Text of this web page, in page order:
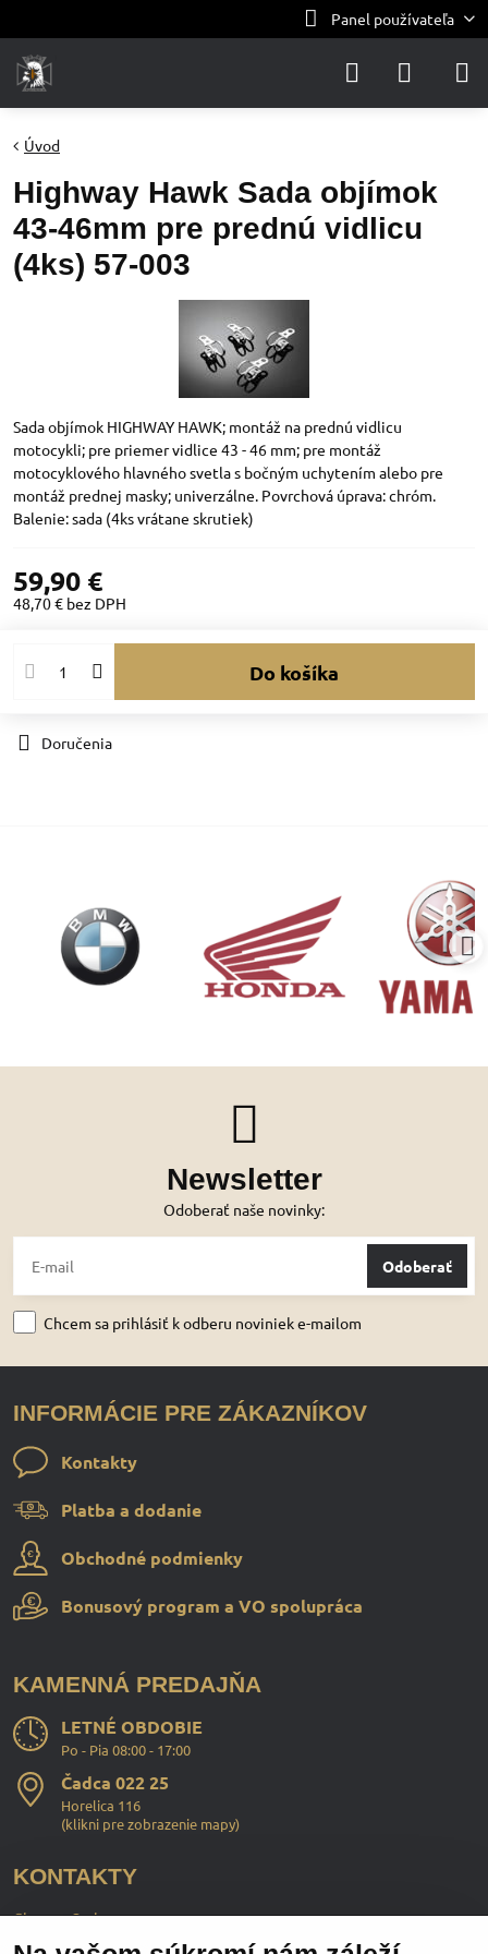
Panel používateľa
Úvod
Highway Hawk Sada objímok
43-46mm pre prednú vidlicu
(4ks) 57-003
Sada objímok HIGHWAY HAWK; montáž na prednú vidlicu
motocykli; pre priemer vidlice 43 - 46 mm; pre montáž
motocyklového hlavného svetla s bočným uchytením alebo pre
montáž prednej masky; univerzálne. Povrchová úprava: chróm.
Balenie: sada (4ks vrátane skrutiek)
59,90 €
48,70 € bez DPH
Do košíka
Doručenia
Newsletter
Odoberať naše novinky:
Odoberať
Chcem sa prihlásiť k odberu noviniek e-mailom
INFORMÁCIE PRE ZÁKAZNÍKOV
Kontakty
Platba a dodanie
Obchodné podmienky
Bonusový program a VO spolupráca
KAMENNÁ PREDAJŇA
LETNÉ OBDOBIE
Po - Pia 08:00 - 17:00
Čadca 022 25
Horelica 116
(klikni pre zobrazenie mapy)
KONTAKTY
ChopperStyle s.r.o.